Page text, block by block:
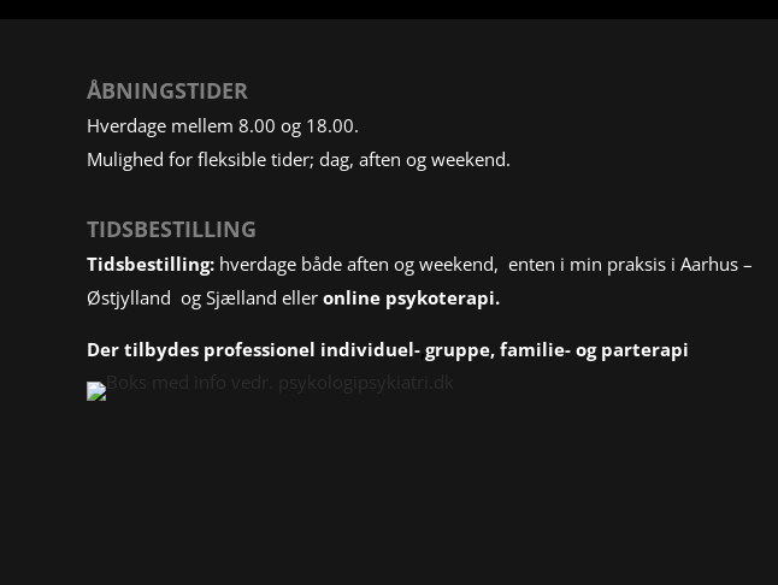
ÅBNINGSTIDER
Hverdage mellem 8.00 og 18.00.
Mulighed for fleksible tider; dag, aften og weekend.
TIDSBESTILLING
Tidsbestilling: hverdage både aften og weekend, enten i min praksis i Aarhus –
Østjylland og Sjælland eller online psykoterapi.
Der tilbydes professionel individuel- gruppe, familie- og parterapi